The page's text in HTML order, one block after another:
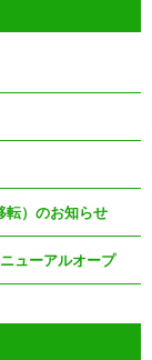
）のお知らせ
ューアルオープ